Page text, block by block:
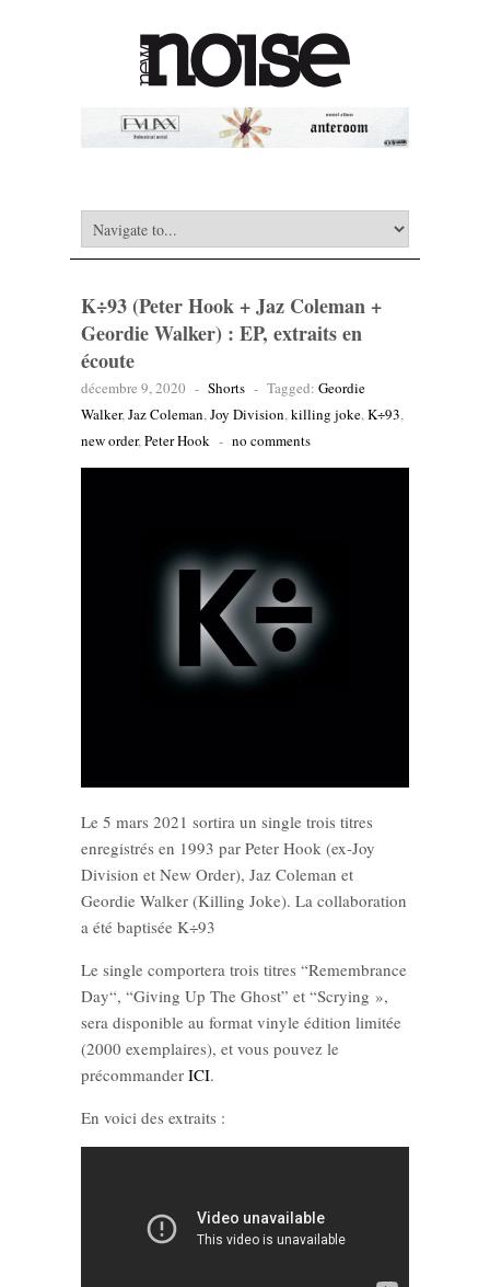
K÷93 (Peter Hook + Jaz Coleman +
Geordie Walker) : EP, extraits en
écoute
décembre 9, 2020 - Shorts - Tagged: Geordie
Walker,Jaz Coleman,Joy Division,killing joke,K÷93,
new order,Peter Hook - no comments
Le 5 mars 2021 sortira un single trois titres
enregistrés en 1993 par Peter Hook (ex-Joy
Division et New Order), Jaz Coleman et
Geordie Walker (Killing Joke). La collaboration
a été baptisée K÷93
Le single comportera trois titres “Remembrance
Day“, “Giving Up The Ghost” et “Scrying »,
sera disponible au format vinyle édition limitée
(2000 exemplaires), et vous pouvez le
précommander ICI.
En voici des extraits :